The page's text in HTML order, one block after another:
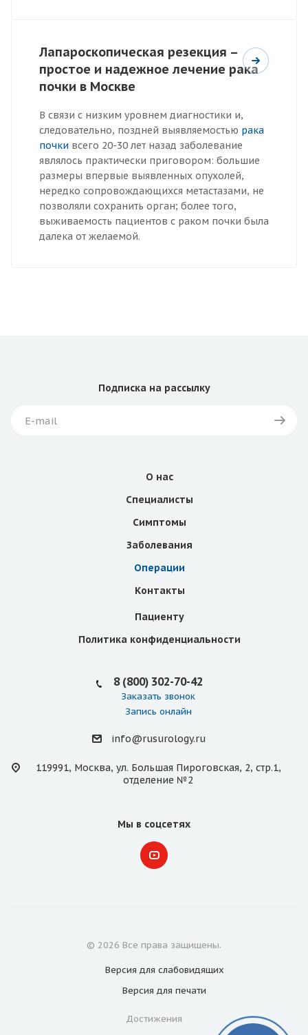
Лапароскопическая резекция –
простое и надежное лечение рака
почки в Москве
В связи с низким уровнем диагностики и,
следовательно, поздней выявляемостью рака
почки всего 20-30 лет назад заболевание
являлось практически приговором: большие
размеры впервые выявленных опухолей,
нередко сопровождающихся метастазами, не
позволяли сохранить орган; более того,
выживаемость пациентов c раком почки была
далека от желаемой.
Подписка на рассылку
О нас
Специалисты
Симптомы
Заболевания
Операции
Контакты
Пациенту
Политика конфиденциальности
8 (800) 302-70-42
Заказать звонок
Запись онлайн
info@rusurology.ru
119991, Москва, ул. Большая Пироговская, 2, стр.1,
отделение №2
Мы в соцсетях
© 2026 Все права защищены.
Версия для слабовидящих
Версия для печати
Достижения